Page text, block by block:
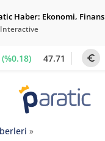
Haber: Ekonomi, Finans
Interactive
(%0.18) 47.71
»